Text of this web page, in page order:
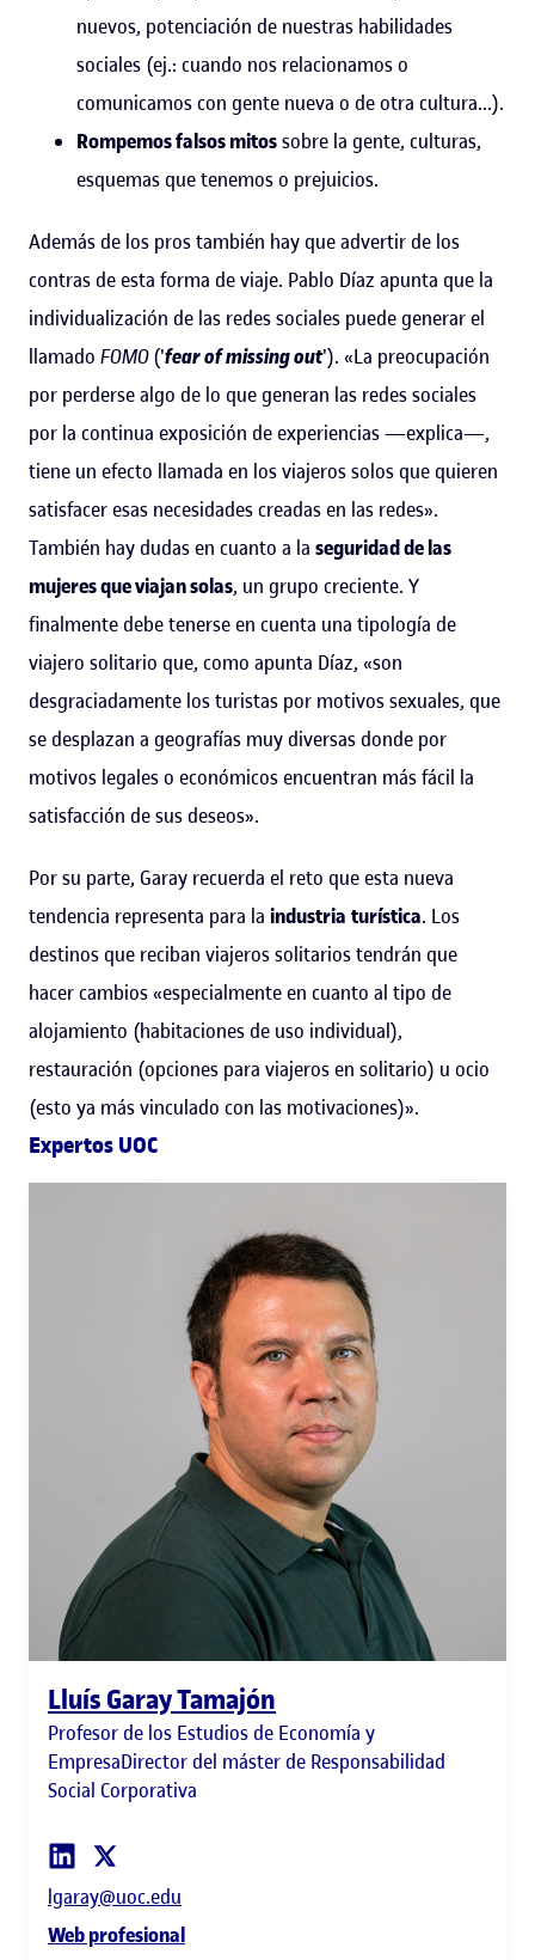
nuevos, potenciación de nuestras habilidades
sociales (ej.: cuando nos relacionamos o
comunicamos con gente nueva o de otra cultura...).
Rompemos falsos mitossobre la gente, culturas,
esquemas que tenemos o prejuicios.
Además de los pros también hay que advertir de los
contras de esta forma de viaje. Pablo Díaz apunta que la
individualización de las redes sociales puede generar el
llamado FOMO('fear of missing out'). «La preocupación
por perderse algo de lo que generan las redes sociales
por la continua exposición de experiencias —explica—,
tiene un efecto llamada en los viajeros solos que quieren
satisfacer esas necesidades creadas en las redes».
También hay dudas en cuanto a la seguridad de las
mujeres que viajan solas, un grupo creciente. Y
finalmente debe tenerse en cuenta una tipología de
viajero solitario que, como apunta Díaz, «son
desgraciadamente los turistas por motivos sexuales, que
se desplazan a geografías muy diversas donde por
motivos legales o económicos encuentran más fácil la
satisfacción de sus deseos».
Por su parte, Garay recuerda el reto que esta nueva
tendencia representa para la industria turística. Los
destinos que reciban viajeros solitarios tendrán que
hacer cambios «especialmente en cuanto al tipo de
alojamiento (habitaciones de uso individual),
restauración (opciones para viajeros en solitario) u ocio
(esto ya más vinculado con las motivaciones)».
Expertos UOC
Lluís Garay Tamajón
Profesor de los Estudios de Economía y
EmpresaDirector del máster de Responsabilidad
Social Corporativa
lgaray@uoc.edu
Web profesional